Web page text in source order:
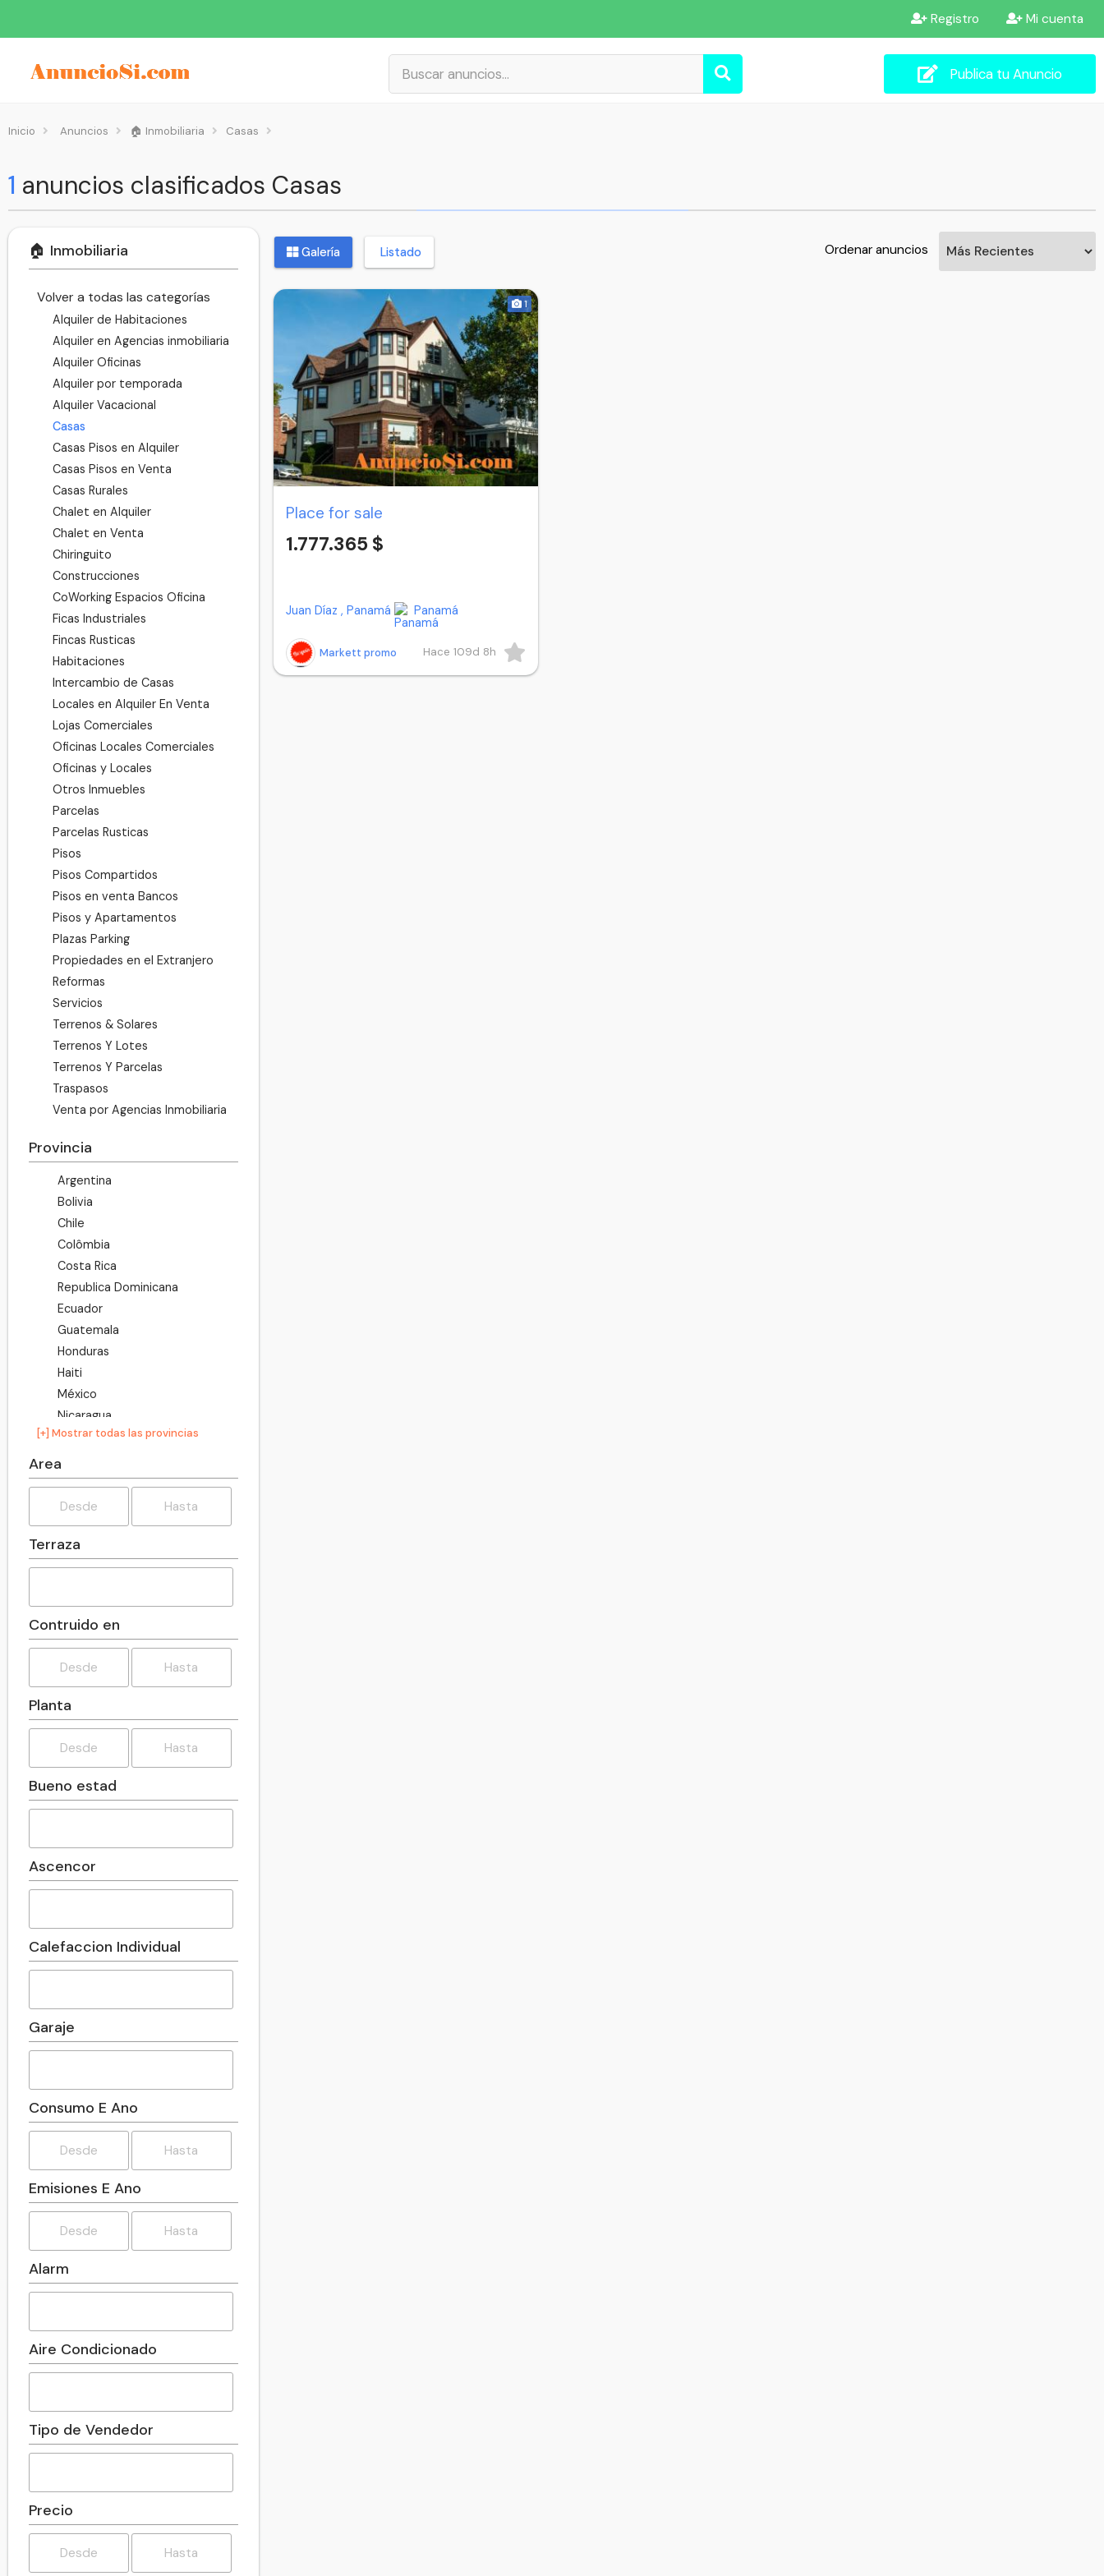
Registro Mi cuenta
Publica tu Anuncio
Inicio Anuncios 🏠 Inmobiliaria Casas
1 anuncios clasificados Casas
🏠 Inmobiliaria
Volver a todas las categorías
Alquiler de Habitaciones
Alquiler en Agencias inmobiliaria
Alquiler Oficinas
Alquiler por temporada
Alquiler Vacacional
Casas
Casas Pisos en Alquiler
Casas Pisos en Venta
Casas Rurales
Chalet en Alquiler
Chalet en Venta
Chiringuito
Construcciones
CoWorking Espacios Oficina
Ficas Industriales
Fincas Rusticas
Habitaciones
Intercambio de Casas
Locales en Alquiler En Venta
Lojas Comerciales
Oficinas Locales Comerciales
Oficinas y Locales
Otros Inmuebles
Parcelas
Parcelas Rusticas
Pisos
Pisos Compartidos
Pisos en venta Bancos
Pisos y Apartamentos
Plazas Parking
Propiedades en el Extranjero
Reformas
Servicios
Terrenos & Solares
Terrenos Y Lotes
Terrenos Y Parcelas
Traspasos
Venta por Agencias Inmobiliaria
Provincia
Argentina
Bolivia
Chile
Colômbia
Costa Rica
Republica Dominicana
Ecuador
Guatemala
Honduras
Haiti
México
Nicaragua
Panamá
Perú
Puerto Rico
Paraguay
El Salvador
United States America
Uruguay
[+] Mostrar todas las provincias
Area
Terraza
Contruido en
Planta
Bueno estad
Ascencor
Calefaccion Individual
Garaje
Consumo E Ano
Emisiones E Ano
Alarm
Aire Condicionado
Tipo de Vendedor
Precio
Galería Listado Ordenar anuncios
1
Place for sale
1.777.365 $
Markett promo
Juan Díaz , Panamá Panamá
Hace 109d 8h